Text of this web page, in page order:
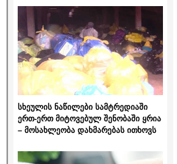
სხეულის ნაწილები სამტრედიაში
ერთ-ერთ მიტოვებულ შენობაში ყრია
– მოსახლეობა დახმარებას ითხოვს